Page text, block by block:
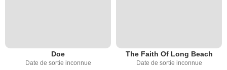
Doe
Date de sortie inconnue
The Faith Of Long Beach
Date de sortie inconnue